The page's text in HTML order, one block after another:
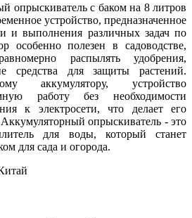
опрыскиватель с баком на 8 литров
устройство, предназначенное
и выполнения различных задач по
особенно полезен в садоводстве,
распылять удобрения,
средства для защиты растений.
аккумулятору, устройство
работу без необходимости
к электросети, что делает его
опрыскиватель - это
для воды, который станет
для сада и огорода.